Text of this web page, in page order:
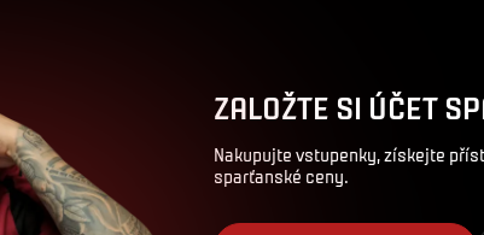
ZALOŽTE SI ÚČET
Nakupujte vstupenky, získejte
sparťanské ceny.